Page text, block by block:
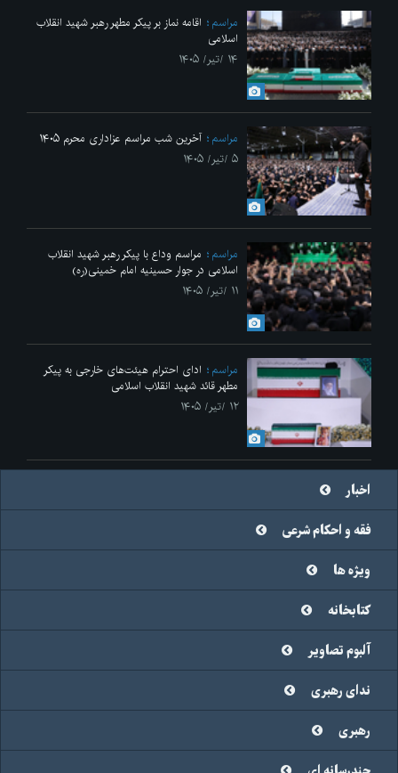
مراسم
اقامه نماز بر پیکر مطهر رهبر شهید انقلاب
اسلامی
۱۴ /تیر/ ۱۴۰۵
مراسم
آخرین شب مراسم عزاداری محرم ۱۴۰۵
۵ /تیر/ ۱۴۰۵
مراسم
مراسم وداع با پیکر رهبر شهید انقلاب
اسلامی در جوار حسینیه امام خمینی(ره)
۱۱ /تیر/ ۱۴۰۵
مراسم
ادای احترام هیئت‌های خارجی به پیکر
مطهر قائد شهید انقلاب اسلامی
۱۲ /تیر/ ۱۴۰۵
اخبار
فقه و احکام شرعی
ویژه ها
کتابخانه
آلبوم تصاویر
ندای رهبری
رهبری